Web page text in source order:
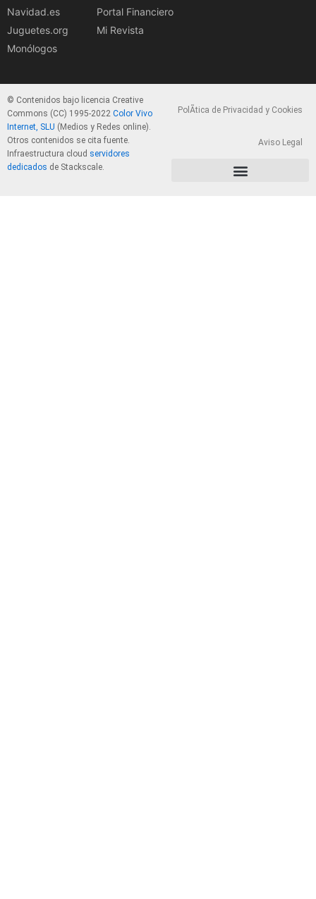
Navidad.es
Juguetes.org
Monólogos
Portal Financiero
Mi Revista
© Contenidos bajo licencia Creative
Commons (CC) 1995-2022 Color Vivo
Internet, SLU (Medios y Redes online).
Otros contenidos se cita fuente.
Infraestructura cloud servidores
dedicados de Stackscale.
PolÃ­tica de Privacidad y Cookies
Aviso Legal